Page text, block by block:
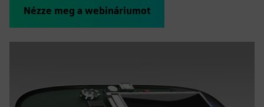
Nézze meg a webináriumot